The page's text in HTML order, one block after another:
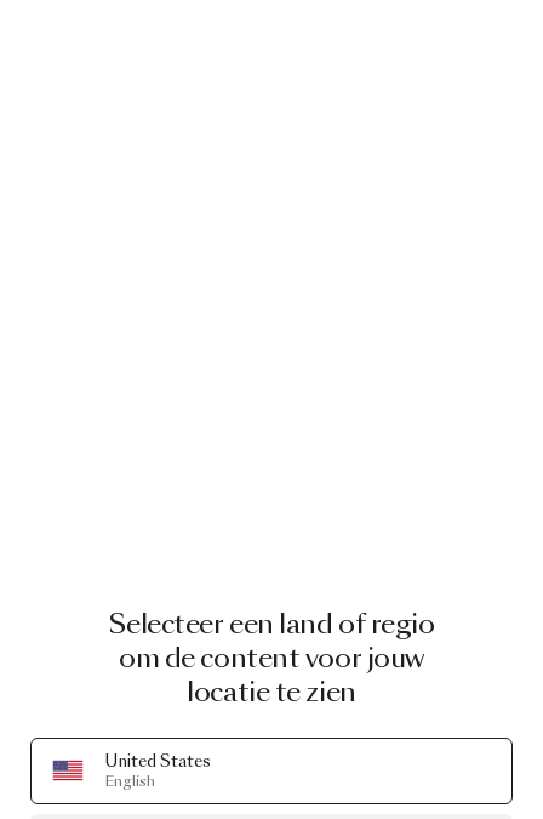
Selecteer een land of regio
om de content voor jouw
locatie te zien
United States
English